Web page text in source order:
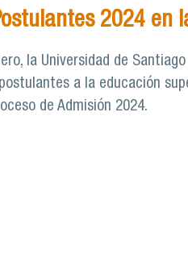
2024 en
la Universidad de Santiago
a la educación
de Admisión 2024.